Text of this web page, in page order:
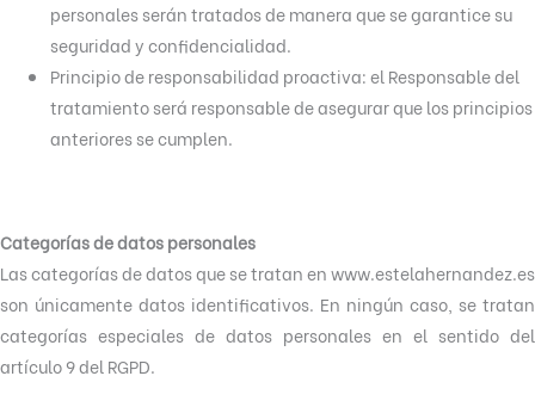
personales serán tratados de manera que se garantice su
seguridad y confidencialidad.
Principio de responsabilidad proactiva: el Responsable del
tratamiento será responsable de asegurar que los principios
anteriores se cumplen.
Categorías de datos personales
Las categorías de datos que se tratan en www.estelahernandez.es
son únicamente datos identificativos. En ningún caso, se tratan
categorías especiales de datos personales en el sentido del
artículo 9 del RGPD.